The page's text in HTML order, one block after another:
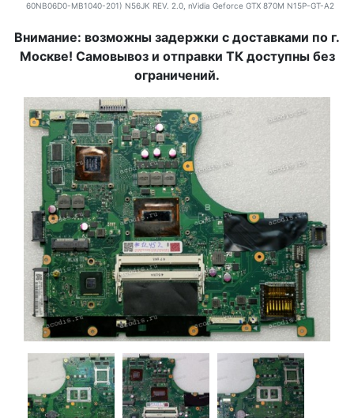
60NB06D0-MB1040-201) N56JK REV. 2.0, nVidia Geforce GTX 870M N15P-GT-A2
Внимание: возможны задержки с доставками по г.
Москве! Самовывоз и отправки ТК доступны без
ограничений.